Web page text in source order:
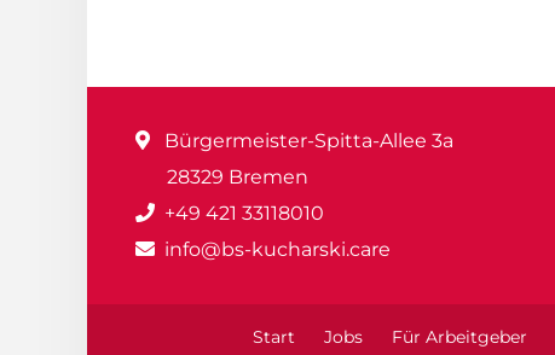
Bürgermeister-Spitta-Allee 3a
28329 Bremen
+49 421 33118010
info@bs-kucharski.care
Start Jobs Für Arbeitgeber